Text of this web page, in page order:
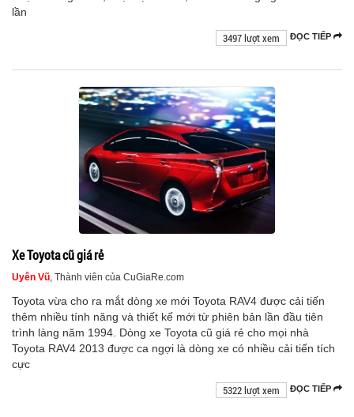
lần
ĐỌC TIẾP
3497 lượt xem
Xe Toyota cũ giá rẻ
Uyên Vũ, Thành viên của CuGiaRe.com
Toyota vừa cho ra mắt dòng xe mới Toyota RAV4 được cải tiến
thêm nhiều tính năng và thiết kế mới từ phiên bản lần đầu tiên
trình làng năm 1994. Dòng xe Toyota cũ giá rẻ cho mọi nhà
Toyota RAV4 2013 được ca ngợi là dòng xe có nhiều cải tiến tích
cực
ĐỌC TIẾP
5322 lượt xem